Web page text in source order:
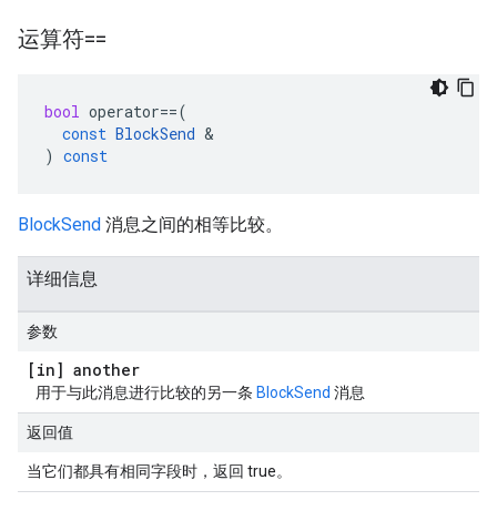
运算符==
bool operator==(
const BlockSend &
) const
BlockSend 消息之间的相等比较。
详细信息
参数
[in] another
用于与此消息进行比较的另一条 BlockSend 消息
返回值
当它们都具有相同字段时，返回 true。